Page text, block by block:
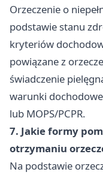
Orzeczenie o
podstawie stanu
kryteriów
powiązane z
świadczenie
warunki
lub MOPS/PCPR.
7. Jakie formy
otrzymaniu
Na podstawie